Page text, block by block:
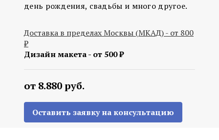
день рождения, свадьбы и много другое.
Доставка в пределах Москвы (МКАД) - от 800
₽
Дизайн макета - от 500 ₽
Оставить заявку на консультацию
от 8.880 руб.